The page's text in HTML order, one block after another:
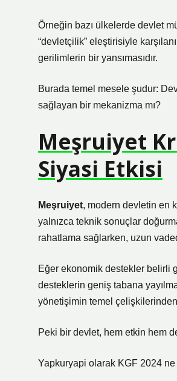
Örneğin bazı ülkelerde devlet
“devletçilik” eleştirisiyle
gerilimlerin bir yansımasıdır.
Burada temel mesele şudur:
sağlayan bir mekanizma mı?
Meşruiyet
Siyasi Etkisi
Meşruiyet, modern devletin en
yalnızca teknik sonuçlar
rahatlama sağlarken, uzun
Eğer ekonomik destekler belirli
desteklerin geniş tabana
yönetişimin temel
Peki bir devlet, hem etkin hem
Yapkuryapi olarak KGF 2024 ne